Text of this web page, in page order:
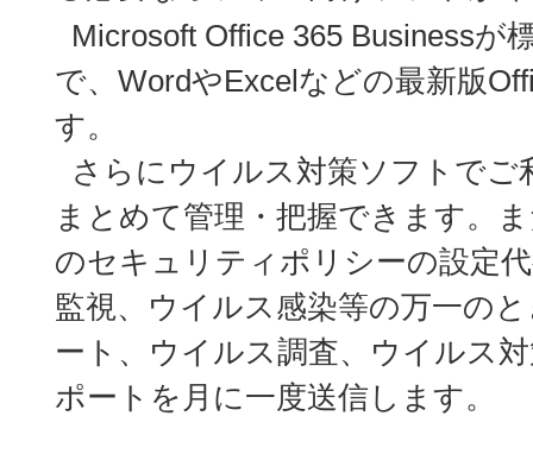
Microsoft Office 365 Businessが
で、WordやExcelなどの最新版
す。
さらにウイルス対策ソフトでご
まとめて管理・把握できます。
のセキュリティポリシーの設定
監視、ウイルス感染等の万一の
ート、ウイルス調査、ウイルス
ポートを月に一度送信します。